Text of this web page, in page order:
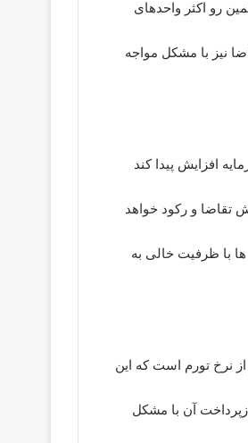
رو اکثر واحدهای
نیز با مشکل مواجه
افزایش پیدا کند
تقاضا و رکود خواهد
با ظرفیت خالی به
نرخ تورم است که این
آن با مشکل